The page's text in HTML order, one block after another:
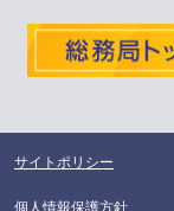
サイトポリシー